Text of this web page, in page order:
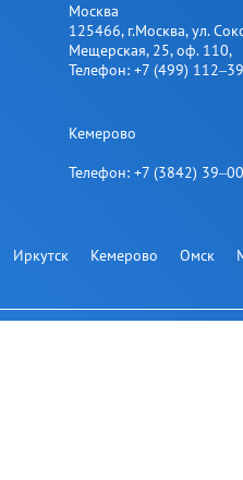
Москва
125466, г.Москва,ул.
Мещерская, 25​, оф. 110,
Телефон: +7 (499)
Кемерово
Телефон: +7 (3842)
Иркутск Кемерово Омск